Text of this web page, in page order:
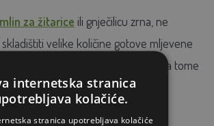
mlin za žitarice ili gnječilicu zrna, ne
velike količine gotove mljevene
može biti svježija i bolje prilagođena tome
potroše.
internetska stranica
kolačiće.
stranica upotrebljava kolačiće